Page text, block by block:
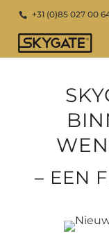
+31 (0)85 027 00
– EEN